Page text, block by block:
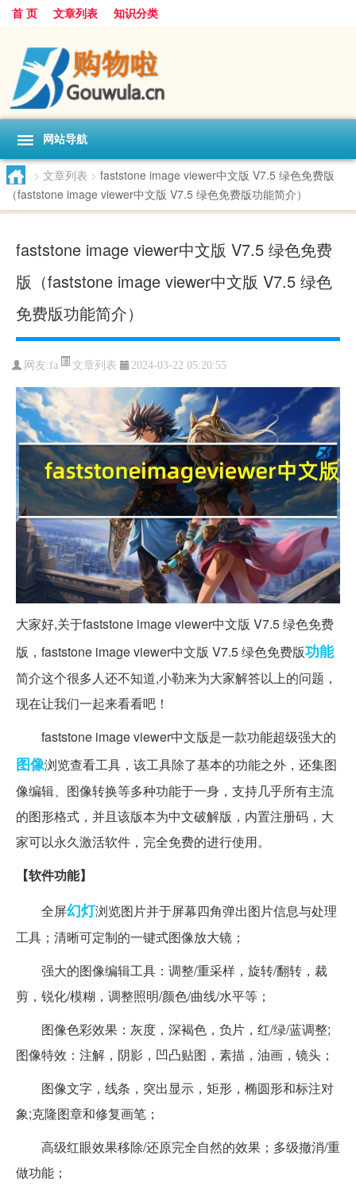
首 页 文章列表 知识分类
网站导航
> 文章列表 > faststone image viewer中文版 V7.5 绿色免费版
（faststone image viewer中文版 V7.5 绿色免费版功能简介）
faststone image viewer中文版 V7.5 绿色免费
版（faststone image viewer中文版 V7.5 绿色
免费版功能简介）
网友:fa 文章列表 2024-03-22 05:20:55
大家好,关于faststone image viewer中文版 V7.5 绿色免费
版，faststone image viewer中文版 V7.5 绿色免费版功能
简介这个很多人还不知道,小勒来为大家解答以上的问题，
现在让我们一起来看看吧！
faststone image viewer中文版是一款功能超级强大的
图像浏览查看工具，该工具除了基本的功能之外，还集图
像编辑、图像转换等多种功能于一身，支持几乎所有主流
的图形格式，并且该版本为中文破解版，内置注册码，大
家可以永久激活软件，完全免费的进行使用。
【软件功能】
全屏幻灯浏览图片并于屏幕四角弹出图片信息与处理
工具；清晰可定制的一键式图像放大镜；
强大的图像编辑工具：调整/重采样，旋转/翻转，裁
剪，锐化/模糊，调整照明/颜色/曲线/水平等；
图像色彩效果：灰度，深褐色，负片，红/绿/蓝调整;
图像特效：注解，阴影，凹凸贴图，素描，油画，镜头；
图像文字，线条，突出显示，矩形，椭圆形和标注对
象;克隆图章和修复画笔；
高级红眼效果移除/还原完全自然的效果；多级撤消/重
做功能；